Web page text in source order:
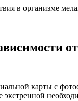
в организме
карты с
экстренной